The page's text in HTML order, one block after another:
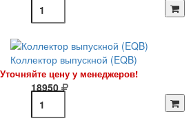
Коллектор выпускной (EQB)
Уточняйте цену у менеджеров!
18950